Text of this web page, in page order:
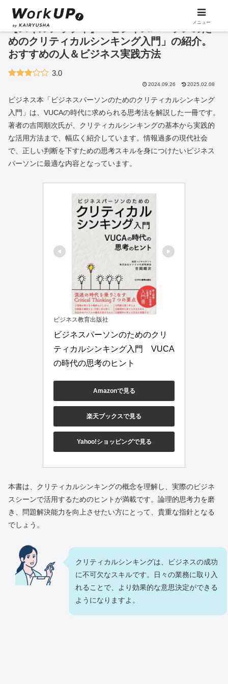
【スキルアップ本】「ビジネスパーソンのた
めのクリティカルシンキング入門」の紹介。
おすすめの人＆ビジネス実践方法
3.0
2024.09.26 2025.02.08
ビジネス本「ビジネスパーソンのためのクリティカルシンキング
入門」は、VUCAの時代に求められる思考法を解説した一冊です。
著者の吉岡順次氏が、クリティカルシンキングの基本から実践的
な活用方法まで、幅広く紹介しています。情報過多の現代社会
で、正しい判断を下すための思考スキルを身につけたいビジネス
パーソンに最適な内容となっています。
ビジネス教育出版社
ビジネスパーソンのためのクリ
ティカルシンキング入門　VUCA
の時代の思考のヒント
Amazonで見る
楽天ブックスで見る
Yahoo!ショッピングで見る
本書は、クリティカルシンキングの概念を理解し、実際のビジネ
スシーンで活用するためのヒントが満載です。論理的思考力を磨
き、問題解決能力を向上させたい方にとって、貴重な指針となる
でしょう。
クリティカルシンキングは、ビジネスの成功
に不可欠なスキルです。日々の業務に取り入
れることで、より効果的な意思決定ができる
ようになりますよ。
メニュー